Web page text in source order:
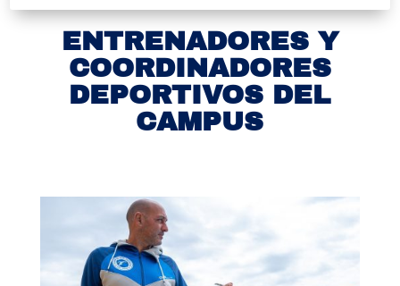
ENTRENADORES Y
COORDINADORES
DEPORTIVOS DEL
CAMPUS